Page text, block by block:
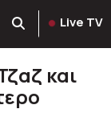
Live TV
και